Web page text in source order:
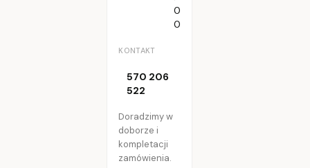
0
0
KONTAKT
570 206
522
Doradzimy w
doborze i
kompletacji
zamówienia.